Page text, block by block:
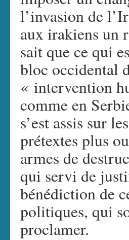
l’invasion de
aux irakiens un
sait que ce qui
bloc occidental
« intervention
comme en
s’est assis sur
prétextes plus
armes de
qui servi de
bénédiction de
politiques, qui
proclamer.